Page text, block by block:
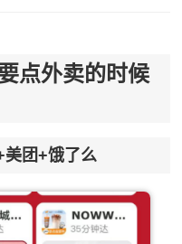
点外卖的时候
美团+饿了么